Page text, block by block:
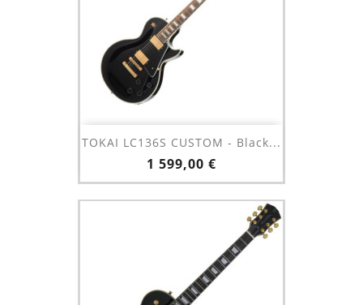
TOKAI LC136S CUSTOM - Black...
Prix
1 599,00 €